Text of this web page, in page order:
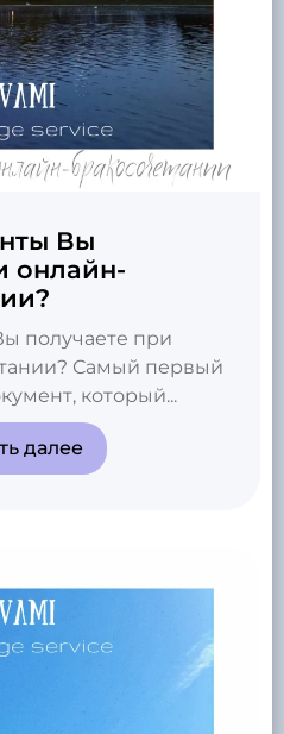
Вы
онлайн-
получаете при
Самый первый
который...
далее